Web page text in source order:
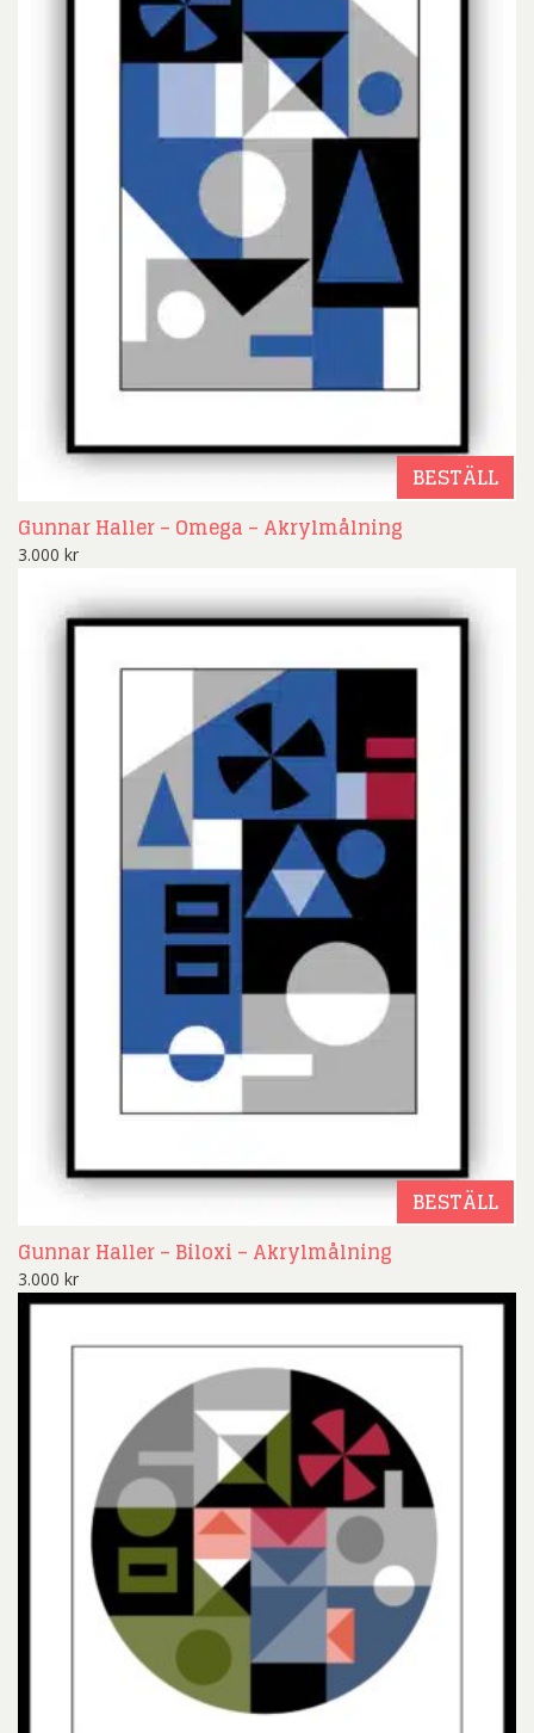
BESTÄLL
Gunnar Haller – Omega – Akrylmålning
3.000 kr
BESTÄLL
Gunnar Haller – Biloxi – Akrylmålning
3.000 kr